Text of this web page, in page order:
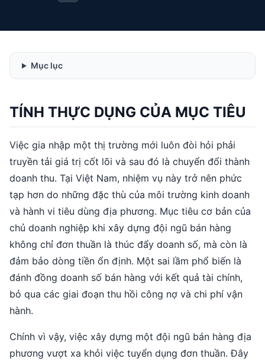
Mục lục
TÍNH THỰC DỤNG CỦA MỤC TIÊU
Việc gia nhập một thị trường mới luôn đòi hỏi phải
truyền tải giá trị cốt lõi và sau đó là chuyển đổi thành
doanh thu. Tại Việt Nam, nhiệm vụ này trở nên phức
tạp hơn do những đặc thù của môi trường kinh doanh
và hành vi tiêu dùng địa phương. Mục tiêu cơ bản của
chủ doanh nghiệp khi xây dựng đội ngũ bán hàng
không chỉ đơn thuần là thúc đẩy doanh số, mà còn là
đảm bảo dòng tiền ổn định. Một sai lầm phổ biến là
đánh đồng doanh số bán hàng với kết quả tài chính,
bỏ qua các giai đoạn thu hồi công nợ và chi phí vận
hành.
Chính vì vậy, việc xây dựng một đội ngũ bán hàng địa
phương vượt xa khỏi việc tuyển dụng đơn thuần. Đây